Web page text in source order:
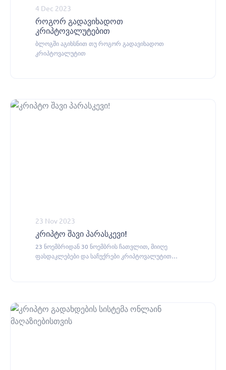
როგორ გადავიხადოთ
კრიპტოვალუტებით
ბლოგში აგიხსნით თუ როგორ გადავიხადოთ
კრიპტოვალუტით
4 Dec 2023
კრიპტო შავი პარასკევი!
23 ნოემბრიდან 30 ნოემბრის ჩათვლით, მიიღე
ფასდაკლებები და საჩუქრები კრიპტოვალუტით
23 Nov 2023